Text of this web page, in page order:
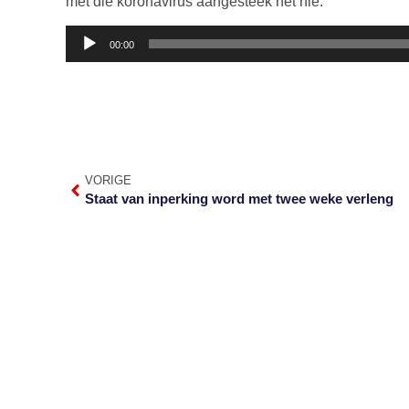
Klankspeler
00:00
VORIGE
Staat van inperking word met twee weke verleng